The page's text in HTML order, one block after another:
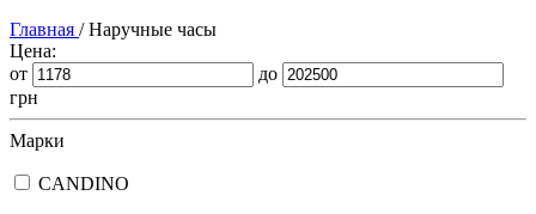
Главная /Наручные часы
Цена:
от
до
грн
Марки
CANDINO